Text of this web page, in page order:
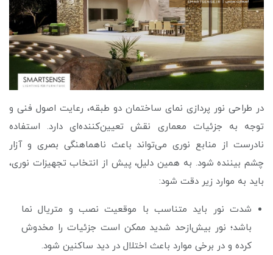
در طراحی نور پردازی نمای ساختمان دو طبقه، رعایت اصول فنی و
توجه به جزئیات معماری نقش تعیین‌کننده‌ای دارد. استفاده
نادرست از منابع نوری می‌تواند باعث ناهماهنگی بصری و آزار
چشم بیننده شود. به همین دلیل، پیش از انتخاب تجهیزات نوری،
باید به موارد زیر دقت شود:
شدت نور باید متناسب با موقعیت نصب و متریال نما
باشد؛ نور بیش‌ازحد شدید ممکن است جزئیات را مخدوش
کرده و در برخی موارد باعث اختلال در دید ساکنین شود.